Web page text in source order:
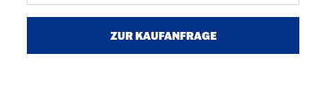
ZUR KAUFANFRAGE